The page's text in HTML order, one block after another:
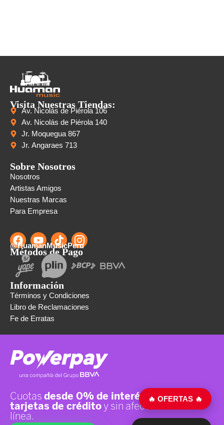
Visita Nuestras Tiendas:
Av. Nicolás de Piérola 106
Av. Nicolás de Piérola 140
Jr. Moquegua 867
Jr. Angaraes 713
Sobre Nosotros
Nosotros
Artistas Amigos
Nuestras Marcas
Para Empresa
@HuamanMusicPeru
Métodos de Pago
Información
Términos y Condiciones
Libro de Reclamaciones
Fe de Erratas
🔥 OFERTAS 🔥